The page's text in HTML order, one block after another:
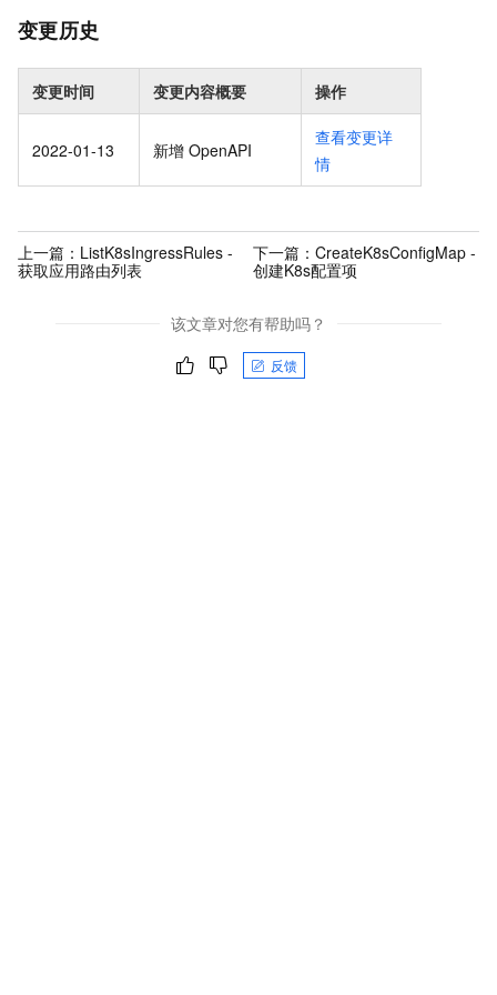
变更历史
变更时间 变更内容概要 操作
2022-01-13 新增 OpenAPI
查看变更详
情
上一篇： ListK8sIngressRules -
获取应用路由列表
下一篇： CreateK8sConfigMap -
创建K8s配置项
该文章对您有帮助吗？
反馈